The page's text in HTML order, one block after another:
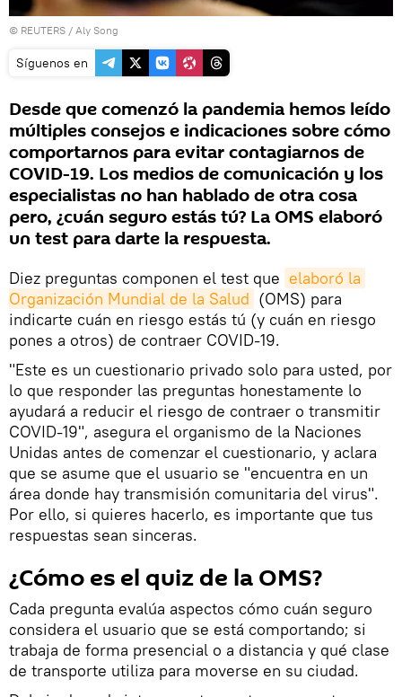
© REUTERS / Aly Song
Síguenos en
Desde que comenzó la pandemia hemos leído
múltiples consejos e indicaciones sobre cómo
comportarnos para evitar contagiarnos de
COVID-19. Los medios de comunicación y los
especialistas no han hablado de otra cosa
pero, ¿cuán seguro estás tú? La OMS elaboró
un test para darte la respuesta.
Diez preguntas componen el test que elaboró la
Organización Mundial de la Salud (OMS) para
indicarte cuán en riesgo estás tú (y cuán en riesgo
pones a otros) de contraer COVID-19.
"Este es un cuestionario privado solo para usted, por
lo que responder las preguntas honestamente lo
ayudará a reducir el riesgo de contraer o transmitir
COVID-19", asegura el organismo de la Naciones
Unidas antes de comenzar el cuestionario, y aclara
que se asume que el usuario se "encuentra en un
área donde hay transmisión comunitaria del virus".
Por ello, si quieres hacerlo, es importante que tus
respuestas sean sinceras.
¿Cómo es el quiz de la OMS?
Cada pregunta evalúa aspectos cómo cuán seguro
considera el usuario que se está comportando; si
trabaja de forma presencial o a distancia y qué clase
de transporte utiliza para moverse en su ciudad.